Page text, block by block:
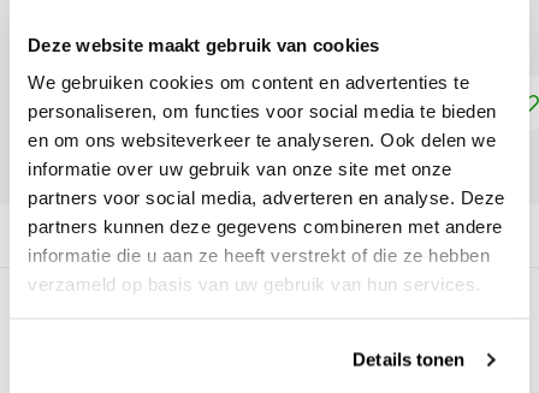
Deze website maakt gebruik van cookies
We gebruiken cookies om content en advertenties te
personaliseren, om functies voor social media te bieden
en om ons websiteverkeer te analyseren. Ook delen we
informatie over uw gebruik van onze site met onze
partners voor social media, adverteren en analyse. Deze
partners kunnen deze gegevens combineren met andere
informatie die u aan ze heeft verstrekt of die ze hebben
verzameld op basis van uw gebruik van hun services.
Details tonen
DIRECT LEVERBAAR
Toevoegen aan winkelwagen
DELEN:
Productomschrijving